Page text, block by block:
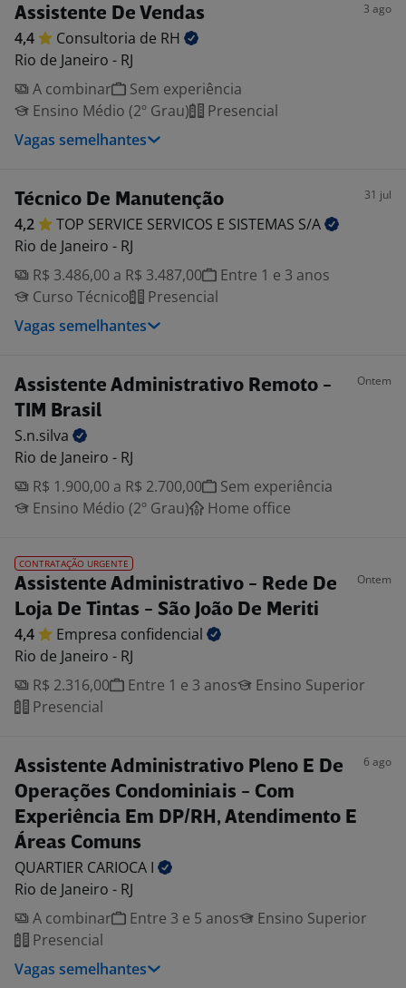
Assistente De Vendas 3 ago
4,4 Consultoria de RH
Rio de Janeiro - RJ
A combinar
Sem experiência
Ensino Médio (2º Grau)
Presencial
Vagas semelhantes
Técnico De Manutenção 31 jul
4,2 TOP SERVICE SERVICOS E SISTEMAS S/A
Rio de Janeiro - RJ
R$ 3.486,00 a R$ 3.487,00
Entre 1 e 3 anos
Curso Técnico
Presencial
Vagas semelhantes
Assistente Administrativo Remoto -
TIM Brasil
Ontem
S.n.silva
Rio de Janeiro - RJ
R$ 1.900,00 a R$ 2.700,00
Sem experiência
Ensino Médio (2º Grau)
Home office
CONTRATAÇÃO URGENTE
Assistente Administrativo - Rede De
Loja De Tintas - São João De Meriti
Ontem
4,4 Empresa confidencial
Rio de Janeiro - RJ
R$ 2.316,00
Entre 1 e 3 anos
Ensino Superior
Presencial
Assistente Administrativo Pleno E De
Operações Condominiais - Com
Experiência Em DP/RH, Atendimento E
Áreas Comuns
6 ago
QUARTIER CARIOCA I
Rio de Janeiro - RJ
A combinar
Entre 3 e 5 anos
Ensino Superior
Presencial
Vagas semelhantes